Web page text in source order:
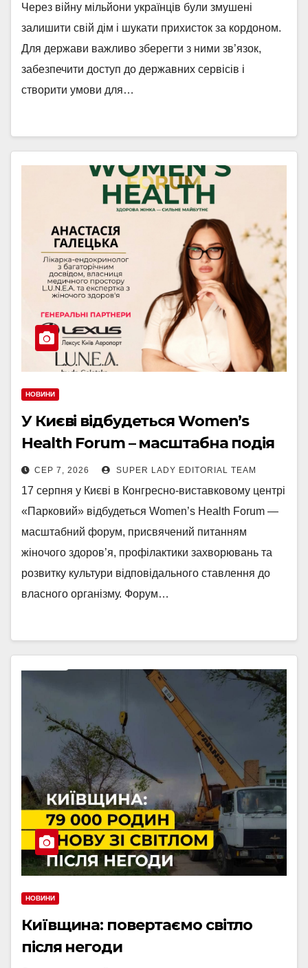
Через війну мільйони українців були змушені
залишити свій дім і шукати прихисток за кордоном.
Для держави важливо зберегти з ними зв’язок,
забезпечити доступ до державних сервісів і
створити умови для…
НОВИНИ
У Києві відбудеться Women’s
Health Forum – масштабна подія
про жіноче здоров’я,
профілактику та сучасну
медицину
СЕР 7, 2026 SUPER LADY EDITORIAL TEAM
17 серпня у Києві в Конгресно-виставковому центрі
«Парковий» відбудеться Women’s Health Forum —
масштабний форум, присвячений питанням
жіночого здоров’я, профілактики захворювань та
розвитку культури відповідального ставлення до
власного організму. Форум…
НОВИНИ
Київщина: повертаємо світло
після негоди